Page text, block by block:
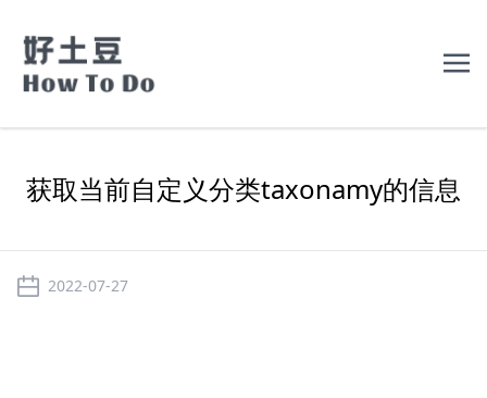
获取当前自定义分类taxonamy的信息
2022-07-27